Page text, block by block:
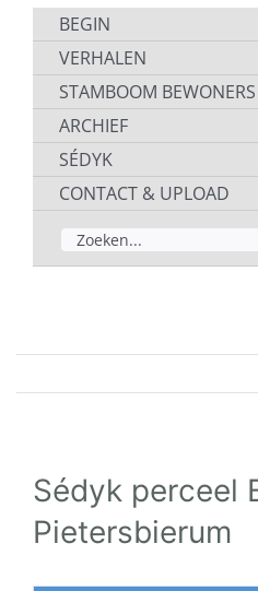
BEGIN
VERHALEN
STAMBOOM BEWONERS
ARCHIEF
SÉDYK
CONTACT & UPLOAD
ZOEKEN
NAAR:
Sédyk perceel
Pietersbierum